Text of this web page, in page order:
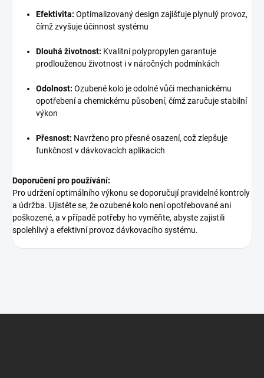
Efektivita: Optimalizovaný design zajišťuje plynulý provoz,
čímž zvyšuje účinnost systému
Dlouhá životnost: Kvalitní polypropylen garantuje
prodlouženou životnost i v náročných podmínkách
Odolnost: Ozubené kolo je odolné vůči mechanickému
opotřebení a chemickému působení, čímž zaručuje stabilní
výkon
Přesnost: Navrženo pro přesné osazení, což zlepšuje
funkčnost v dávkovacích aplikacích
Doporučení pro používání:
Pro udržení optimálního výkonu se doporučují pravidelné kontroly
a údržba. Ujistěte se, že ozubené kolo není opotřebované ani
poškozené, a v případě potřeby ho vyměňte, abyste zajistili
spolehlivý a efektivní provoz dávkovacího systému.